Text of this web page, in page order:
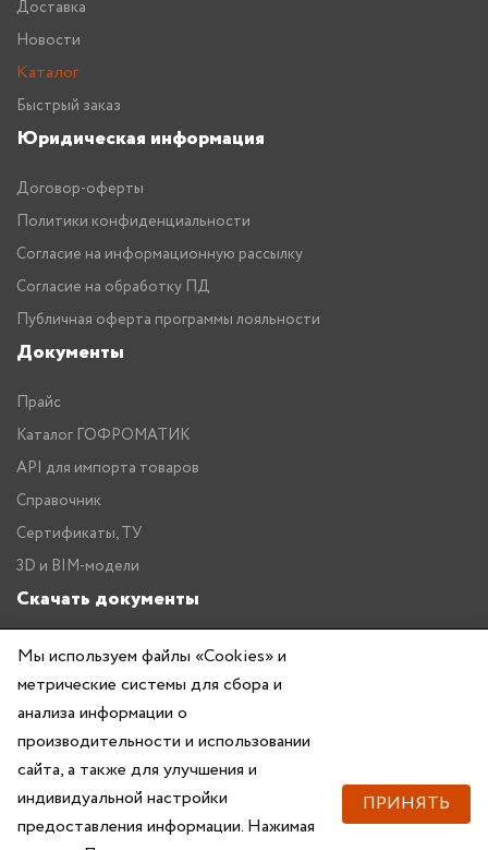
Доставка
Новости
Каталог
Быстрый заказ
Юридическая информация
Договор-оферты
Политики конфиденциальности
Согласие на информационную рассылку
Согласие на обработку ПД
Публичная оферта программы лояльности
Документы
Прайс
Каталог ГОФРОМАТИК
API для импорта товаров
Справочник
Сертификаты, ТУ
3D и BIM-модели
Скачать документы
Прайс
Каталог ГОФРОМАТИК
Copyright © 2026 — ZKABEL.RU Все права защищены
Мы используем файлы «Cookies» и
метрические системы для сбора и
анализа информации о
производительности и использовании
сайта, а также для улучшения и
индивидуальной настройки
предоставления информации. Нажимая
ПРИНЯТЬ